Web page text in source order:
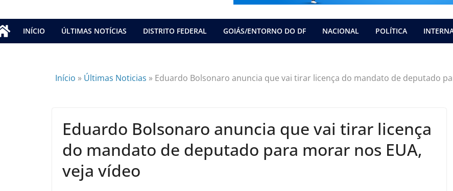
INÍCIO ÚLTIMAS NOTÍCIAS DISTRITO FEDERAL GOIÁS/ENTORNO DO DF NACIONAL POLÍTICA
Início » Últimas Noticias » Eduardo Bolsonaro anuncia que vai tirar licença do mandato de deputado
Eduardo Bolsonaro anuncia que vai tirar licença
do mandato de deputado para morar nos EUA,
veja vídeo